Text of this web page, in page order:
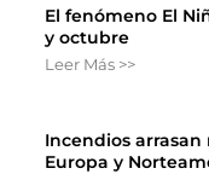
El fenómeno El
y octubre
Leer Más >>
Incendios
Europa y